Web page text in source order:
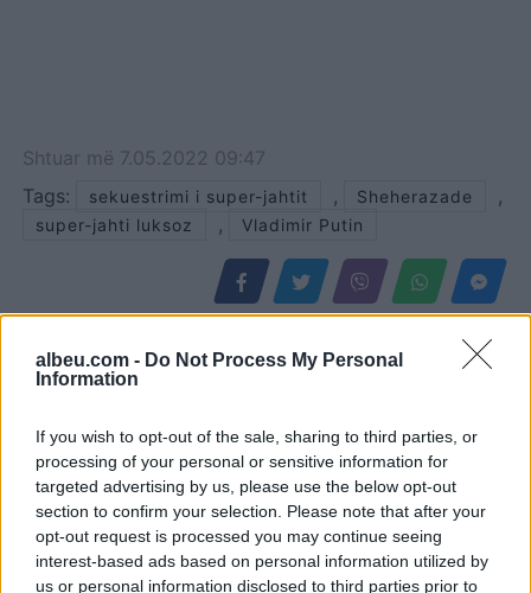
albeu.com - Do Not Process My Personal
Information
If you wish to opt-out of the sale, sharing to third parties, or
processing of your personal or sensitive information for
targeted advertising by us, please use the below opt-out
section to confirm your selection. Please note that after your
opt-out request is processed you may continue seeing
interest-based ads based on personal information utilized by
us or personal information disclosed to third parties prior to
Shtuar më 7.05.2022 09:47
Tags:
sekuestrimi i super-jahtit , Sheherazade ,
super-jahti luksoz , Vladimir Putin
Video/ Shpërthimi në një
Video/ Dy të vrarë dhe 13